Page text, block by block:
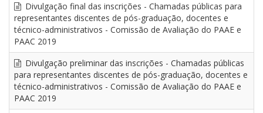
Divulgação final das inscrições - Chamadas públicas para
representantes discentes de pós-graduação, docentes e
técnico-administrativos - Comissão de Avaliação do PAAE e
PAAC 2019
Divulgação preliminar das inscrições - Chamadas públicas
para representantes discentes de pós-graduação, docentes e
técnico-administrativos - Comissão de Avaliação do PAAE e
PAAC 2019